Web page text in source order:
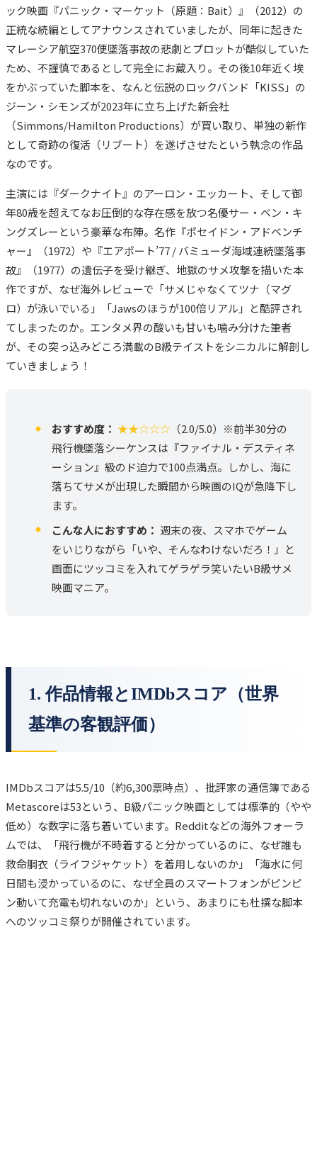
ック映画『パニック・マーケット（原題：Bait）』（2012）の
正統な続編としてアナウンスされていましたが、同年に起きた
マレーシア航空370便墜落事故の悲劇とプロットが酷似していた
ため、不謹慎であるとして完全にお蔵入り。その後10年近く埃
をかぶっていた脚本を、なんと伝説のロックバンド「KISS」の
ジーン・シモンズが2023年に立ち上げた新会社
（Simmons/Hamilton Productions）が買い取り、単独の新作
として奇跡の復活（リブート）を遂げさせたという執念の作品
なのです。
主演には『ダークナイト』のアーロン・エッカート、そして御
年80歳を超えてなお圧倒的な存在感を放つ名優サー・ベン・キ
ングズレーという豪華な布陣。名作『ポセイドン・アドベンチ
ャー』（1972）や『エアポート’77 / バミューダ海域連続墜落事
故』（1977）の遺伝子を受け継ぎ、地獄のサメ攻撃を描いた本
作ですが、なぜ海外レビューで「サメじゃなくてツナ（マグ
ロ）が泳いでいる」「Jawsのほうが100倍リアル」と酷評され
てしまったのか。エンタメ界の酸いも甘いも噛み分けた筆者
が、その突っ込みどころ満載のB級テイストをシニカルに解剖し
ていきましょう！
おすすめ度： ★★☆☆☆ （2.0/5.0）※前半30分の
飛行機墜落シーケンスは『ファイナル・デスティネ
ーション』級のド迫力で100点満点。しかし、海に
落ちてサメが出現した瞬間から映画のIQが急降下し
ます。
こんな人におすすめ： 週末の夜、スマホでゲーム
をいじりながら「いや、そんなわけないだろ！」と
画面にツッコミを入れてゲラゲラ笑いたいB級サメ
映画マニア。
1. 作品情報とIMDbスコア（世界
基準の客観評価）
IMDbスコアは5.5/10（約6,300票時点）、批評家の通信簿である
Metascoreは53という、B級パニック映画としては標準的（やや
低め）な数字に落ち着いています。Redditなどの海外フォーラ
ムでは、「飛行機が不時着すると分かっているのに、なぜ誰も
救命胴衣（ライフジャケット）を着用しないのか」「海水に何
日間も浸かっているのに、なぜ全員のスマートフォンがピンピ
ン動いて充電も切れないのか」という、あまりにも杜撰な脚本
へのツッコミ祭りが開催されています。